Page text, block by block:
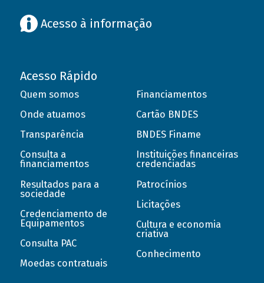
Acesso à informação
Acesso Rápido
Quem somos
Onde atuamos
Transparência
Consulta a
financiamentos
Resultados para a
sociedade
Credenciamento de
Equipamentos
Consulta PAC
Moedas contratuais
Financiamentos
Cartão BNDES
BNDES Finame
Instituições financeiras
credenciadas
Patrocínios
Licitações
Cultura e economia
criativa
Conhecimento